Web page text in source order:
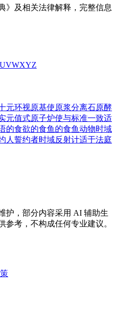
》及相关法律解释，完整信息
UVWXYZ
元环视原基使原浆分离石原酵
元值式原子炉使与标准一致适
的食欲的食鱼的食鱼动物时域
人 誓约者时域反射计适于法庭
护，部分内容采用 AI 辅助生
参考，不构成任何专业建议。